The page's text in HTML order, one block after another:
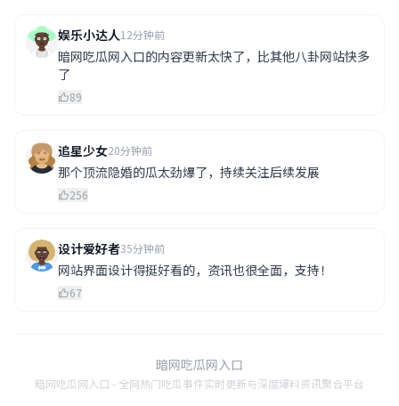
娱乐小达人12分钟前
暗网吃瓜网入口的内容更新太快了，比其他八卦网站快多
了
89
追星少女20分钟前
那个顶流隐婚的瓜太劲爆了，持续关注后续发展
256
设计爱好者35分钟前
网站界面设计得挺好看的，资讯也很全面，支持！
67
暗网吃瓜网入口
暗网吃瓜网入口 - 全网热门吃瓜事件实时更新与深度爆料资讯聚合平台